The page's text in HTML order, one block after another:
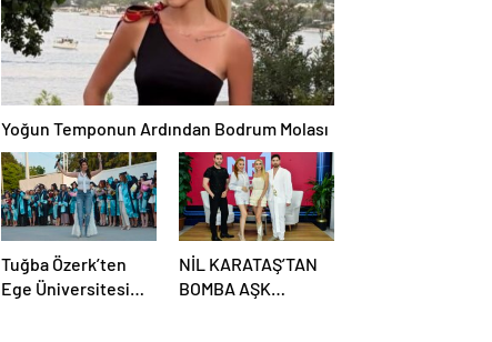
Yoğun Temponun Ardından Bodrum Molası
Tuğba Özerk’ten
Ege Üniversitesi
NİL KARATAŞ’TAN
BOMBA AŞK